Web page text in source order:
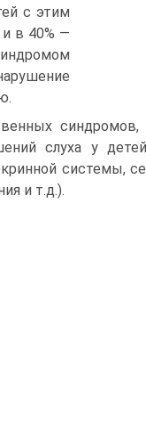
с этим
в 40% —
слуха у
системы,
и т.д.).